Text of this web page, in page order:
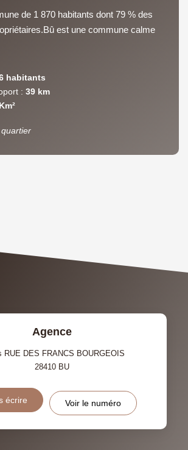
de 1 870 habitants dont 79 % des
est une commune calme
habitants
: 39 km
:
Agence
RUE DES FRANCS BOURGEOIS
28410 BU
écrire Voir le numéro